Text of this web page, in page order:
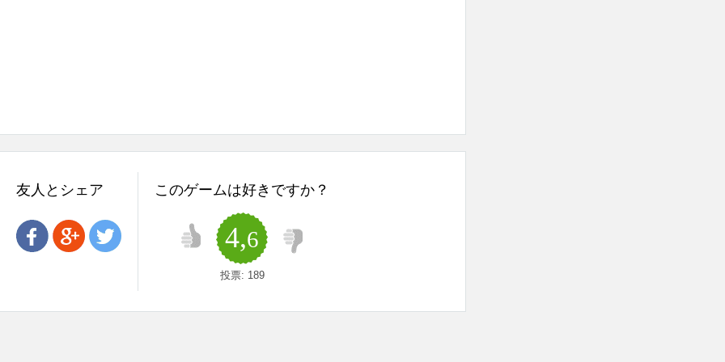
友人とシェア このゲームは好きですか？
4,6
投票: 189